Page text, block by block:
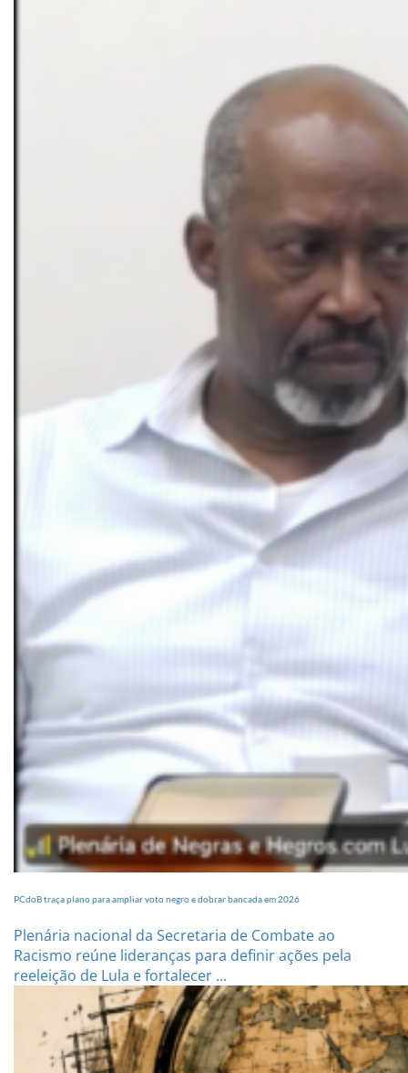
PCdoB traça plano para ampliar voto negro e dobrar bancada em 2026
Plenária nacional da Secretaria de Combate ao
Racismo reúne lideranças para definir ações pela
reeleição de Lula e fortalecer ...